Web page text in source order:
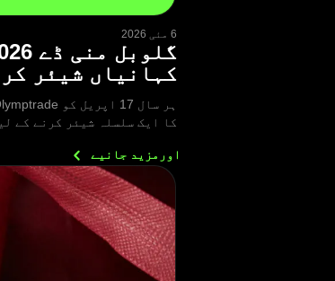
6 مئی 2026
کہانیاں شیئر
کا ایک سلسلہ شیئر کرنے کے
اورمزید جانیے